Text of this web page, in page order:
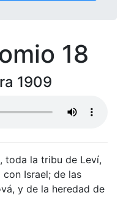
18
1909
toda la tribu de Leví,
Israel; de las
y de la heredad de